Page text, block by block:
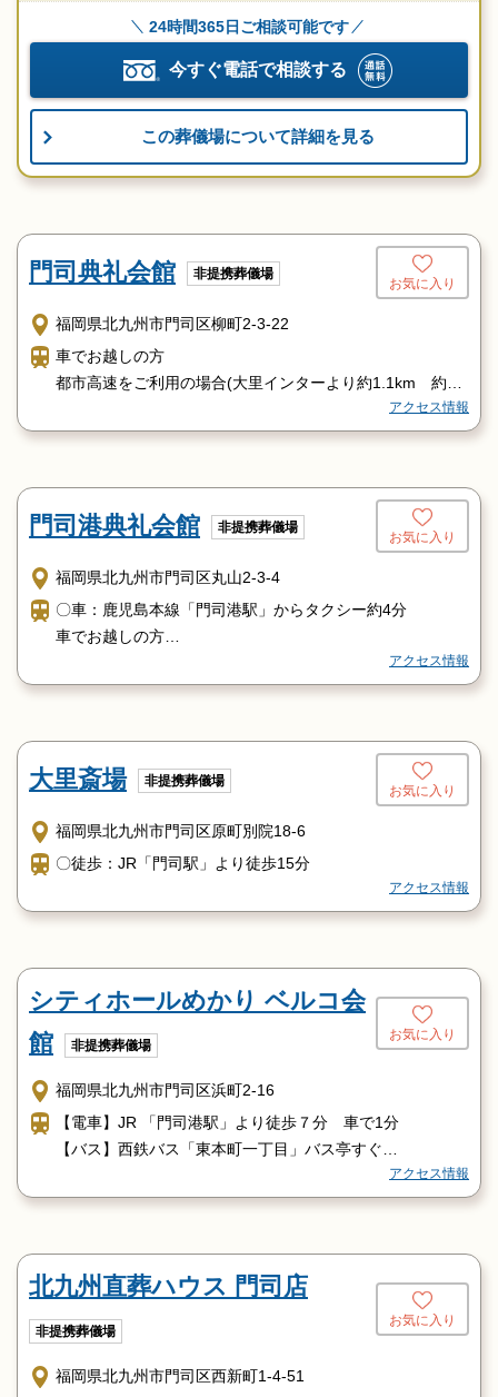
24時間365日ご相談可能です
今すぐ電話で相談する
この葬儀場について詳細を見る
門司典礼会館 非提携葬儀場
お気に入り
福岡県北九州市門司区柳町2-3-22
車でお越しの方
都市高速をご利用の場合(大里インターより約1.1km 約5
下関方面からは、大里インターを出て最初の信号を右折
柳町3丁目の信号を右折
八幡方面からは、大里インターを出て左折
萩ヶ丘公園入口の信号を左折
柳町3丁目の信号を右折
門司・八幡インターより都市高速へお入りください
電車でお越しの方
門司駅前バス停下車福岡銀行交差点より山側へ徒歩約2分
小倉方面から柳町2丁目バス停下車進行方向へ徒歩約1分
アクセス情報
門司港典礼会館 非提携葬儀場
お気に入り
福岡県北九州市門司区丸山2-3-4
〇車：鹿児島本線「門司港駅」からタクシー約4分
車でお越しの方
バスをご利用の方
アクセス情報
大里斎場 非提携葬儀場
お気に入り
福岡県北九州市門司区原町別院18-6
〇徒歩：JR「門司駅」より徒歩15分
アクセス情報
シティホールめかり ベルコ会
館
非提携葬儀場
お気に入り
福岡県北九州市門司区浜町2-16
【電車】JR 「門司港駅」より徒歩７分 車で1分
【バス】西鉄バス「東本町一丁目」バス亭すぐ
アクセス情報
北九州直葬ハウス 門司店
非提携葬儀場
お気に入り
福岡県北九州市門司区西新町1-4-51